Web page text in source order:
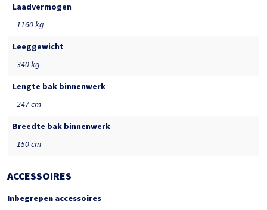
Laadvermogen
1160 kg
Leeggewicht
340 kg
Lengte bak binnenwerk
247 cm
Breedte bak binnenwerk
150 cm
ACCESSOIRES
Inbegrepen accessoires